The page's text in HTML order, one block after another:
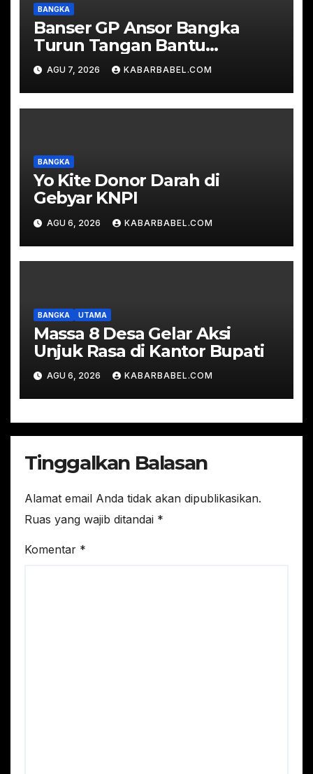
BANGKA
Banser GP Ansor Bangka
Turun Tangan Bantu
Padamkan Karhutla di Hutan
Desa Mapur
AGU 7, 2026 KABARBABEL.COM
BANGKA
Yo Kite Donor Darah di
Gebyar KNPI
AGU 6, 2026 KABARBABEL.COM
BANGKA UTAMA
Massa 8 Desa Gelar Aksi
Unjuk Rasa di Kantor Bupati
AGU 6, 2026 KABARBABEL.COM
Tinggalkan Balasan
Alamat email Anda tidak akan dipublikasikan.
Ruas yang wajib ditandai *
Komentar *